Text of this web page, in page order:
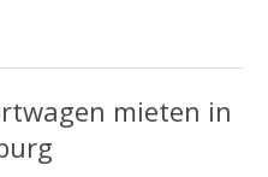
mieten in